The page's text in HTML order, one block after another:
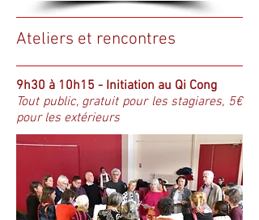
Ateliers et rencontres
9h30 à 10h15 - Initiation au Qi Cong
Tout public, gratuit pour les stagiares, 5€
pour les extérieurs